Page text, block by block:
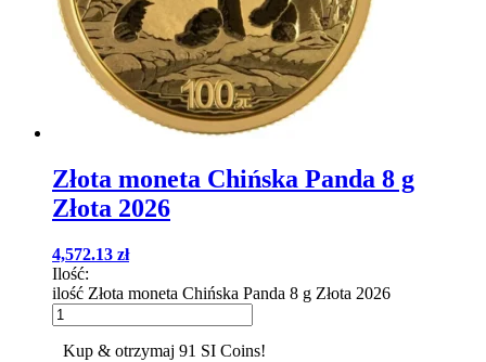
Złota moneta Chińska Panda 8 g
Złota 2026
4,572.13 zł
Ilość:
ilość Złota moneta Chińska Panda 8 g Złota 2026
Kup & otrzymaj 91 SI Coins!